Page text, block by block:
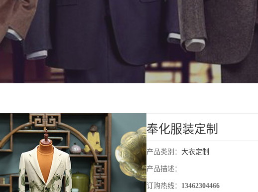
奉化服装定制
产品类别： 大衣定制
产品描述：
订购热线： 13462304466